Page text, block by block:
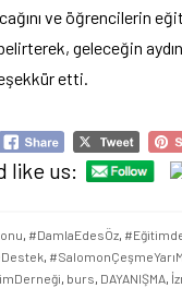
ve öğrencilerin
geleceğin
etti.
like us:
, #DamlaEdesÖz,
,
, burs, DAYANIŞMA,